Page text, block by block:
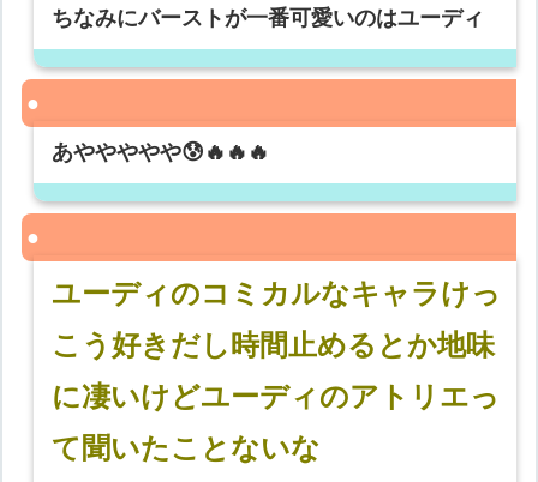
ちなみにバーストが一番可愛いのはユーディ
あややややや😰🔥🔥🔥
ユーディのコミカルなキャラけっ
こう好きだし時間止めるとか地味
に凄いけどユーディのアトリエっ
て聞いたことないな